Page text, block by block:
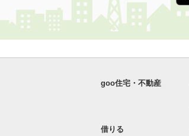
goo住宅・不動産
借りる